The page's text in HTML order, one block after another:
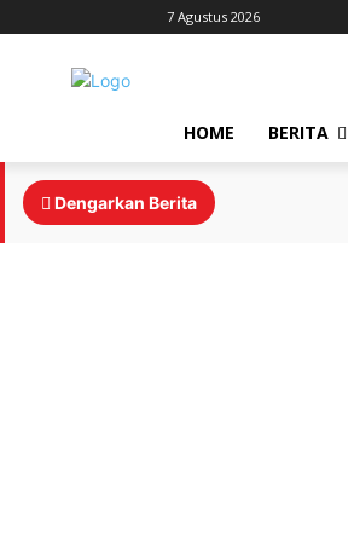
7 Agustus 2026
HOME BERITA
Dengarkan Berita